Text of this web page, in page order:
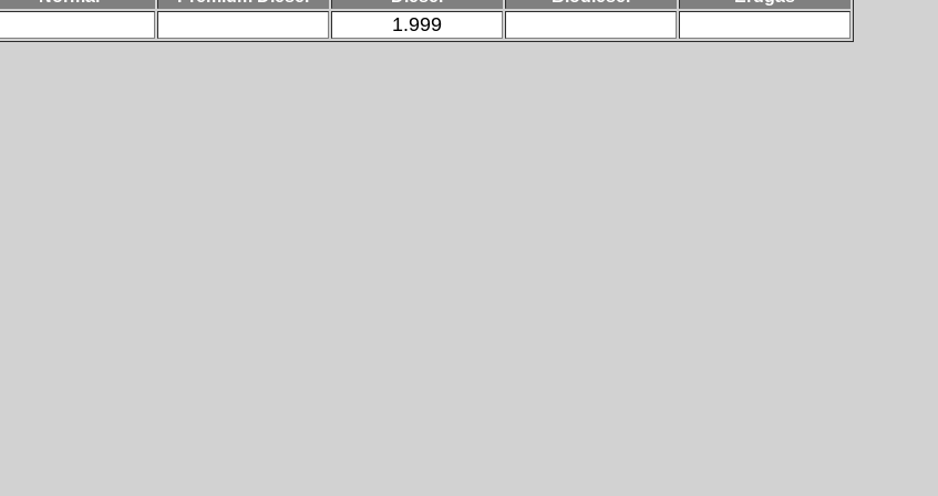
1.999